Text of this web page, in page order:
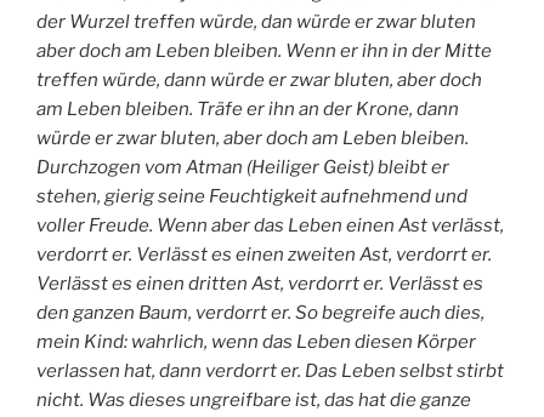
der Wurzel treffen würde, dan würde er zwar bluten
aber doch am Leben bleiben. Wenn er ihn in der Mitte
treffen würde, dann würde er zwar bluten, aber doch
am Leben bleiben. Träfe er ihn an der Krone, dann
würde er zwar bluten, aber doch am Leben bleiben.
Durchzogen vom Atman (Heiliger Geist) bleibt er
stehen, gierig seine Feuchtigkeit aufnehmend und
voller Freude. Wenn aber das Leben einen Ast verlässt,
verdorrt er. Verlässt es einen zweiten Ast, verdorrt er.
Verlässt es einen dritten Ast, verdorrt er. Verlässt es
den ganzen Baum, verdorrt er. So begreife auch dies,
mein Kind: wahrlich, wenn das Leben diesen Körper
verlassen hat, dann verdorrt er. Das Leben selbst stirbt
nicht. Was dieses ungreifbare ist, das hat die ganze